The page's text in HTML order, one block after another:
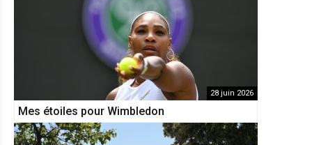
28 juin 2026
Mes étoiles pour Wimbledon